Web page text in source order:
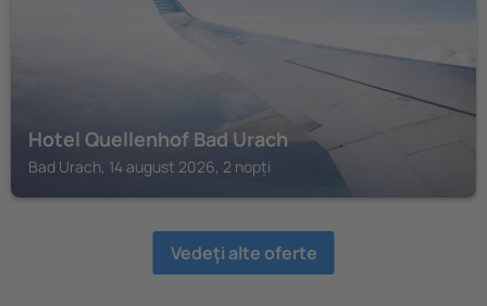
Hotel Quellenhof Bad Urach
Bad Urach, 14 august 2026, 2 nopți
Vedeţi alte oferte